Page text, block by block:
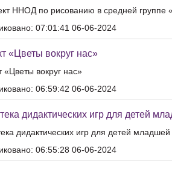
ННОД по рисованию в средней группе
07:01:41 06-06-2024
«Цветы вокруг нас»
«Цветы вокруг нас»
06:59:42 06-06-2024
дидактических игр для детей
дидактических игр для детей
06:55:28 06-06-2024